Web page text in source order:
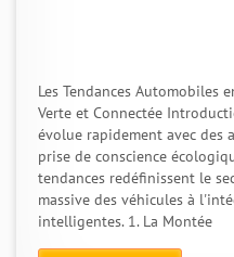
Les Tendances Automobiles
Verte et Connectée
évolue rapidement avec des
prise de conscience
tendances redéfinissent le
massive des véhicules à
intelligentes. 1. La Montée